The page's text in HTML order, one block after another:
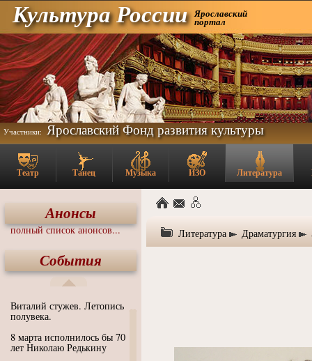
Культура России Ярославский
портал
Участники: Ярославский Фонд развития культуры
Театр Танец Музыка ИЗО Литература
Анонсы
полный список анонсов...
События
Виталий стужев. Летопись
полувека.
8 марта исполнилось бы 70
лет Николаю Редькину
Литература Драматургия